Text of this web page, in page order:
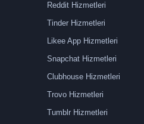
Reddit Hizmetleri
Tinder Hizmetleri
Likee App Hizmetleri
Snapchat Hizmetleri
Clubhouse Hizmetleri
Trovo Hizmetleri
Tumblr Hizmetleri